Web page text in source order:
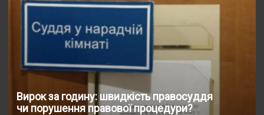
Вирок за годину: швидкість правосуддя
чи порушення правової процедури?